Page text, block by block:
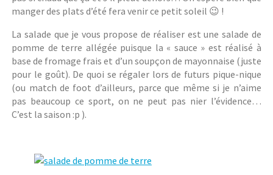
manger des plats d’été fera venir ce petit soleil 😉 !
La salade que je vous propose de réaliser est une salade de
pomme de terre allégée puisque la « sauce » est réalisé à
base de fromage frais et d’un soupçon de mayonnaise (juste
pour le goût). De quoi se régaler lors de futurs pique-nique
(ou match de foot d’ailleurs, parce que même si je n’aime
pas beaucoup ce sport, on ne peut pas nier l’évidence…
C’est la saison :p ).